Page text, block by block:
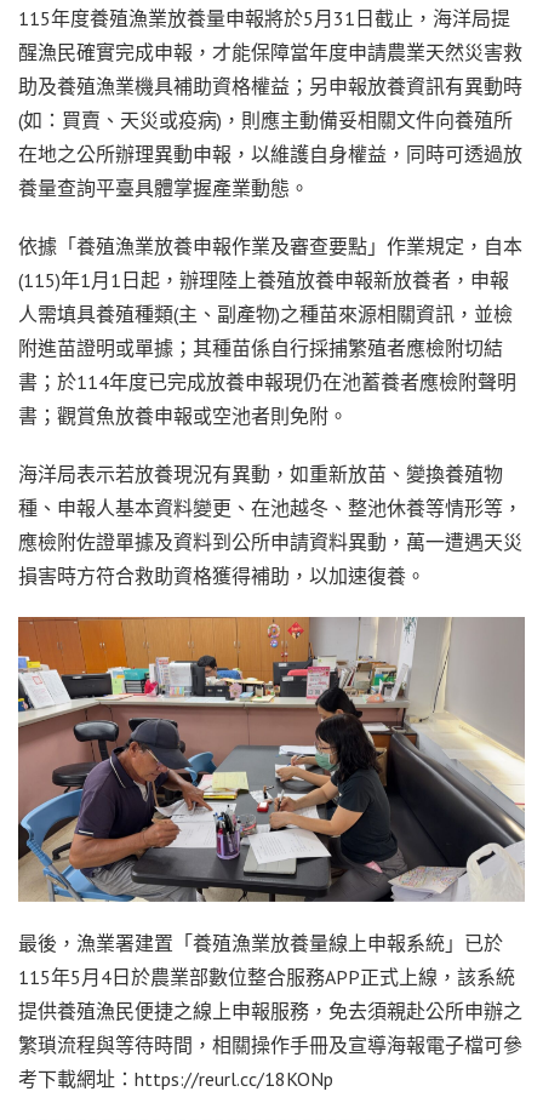
115年度養殖漁業放養量申報將於5月31日截止，海洋局提
醒漁民確實完成申報，才能保障當年度申請農業天然災害救
助及養殖漁業機具補助資格權益；另申報放養資訊有異動時
(如：買賣、天災或疫病)，則應主動備妥相關文件向養殖所
在地之公所辦理異動申報，以維護自身權益，同時可透過放
養量查詢平臺具體掌握產業動態。
依據「養殖漁業放養申報作業及審查要點」作業規定，自本
(115)年1月1日起，辦理陸上養殖放養申報新放養者，申報
人需填具養殖種類(主、副產物)之種苗來源相關資訊，並檢
附進苗證明或單據；其種苗係自行採捕繁殖者應檢附切結
書；於114年度已完成放養申報現仍在池蓄養者應檢附聲明
書；觀賞魚放養申報或空池者則免附。
海洋局表示若放養現況有異動，如重新放苗、變換養殖物
種、申報人基本資料變更、在池越冬、整池休養等情形等，
應檢附佐證單據及資料到公所申請資料異動，萬一遭遇天災
損害時方符合救助資格獲得補助，以加速復養。
最後，漁業署建置「養殖漁業放養量線上申報系統」已於
115年5月4日於農業部數位整合服務APP正式上線，該系統
提供養殖漁民便捷之線上申報服務，免去須親赴公所申辦之
繁瑣流程與等待時間，相關操作手冊及宣導海報電子檔可參
考下載網址：https://reurl.cc/18KONp